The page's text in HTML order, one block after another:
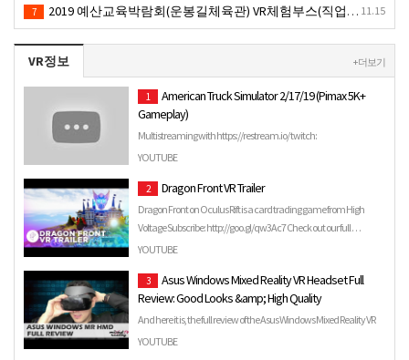
11.15
7 2019 예산교육박람회(운봉길체육관) VR체험부스(직업진로체험 / 인기VR체험)-VR렌탈대여행사
VR정보 + 더보기
1
American Truck Simulator 2/17/19 (Pimax 5K+
Gameplay)
Multistreaming with https://restream.io/ twitch:
https://www.twitch.tv/metalicianvr85 My PC: Custom water-
YOUTUBE
2 Dragon Front VR Trailer
Dragon Front on Oculus Rift is a card trading game from High
Voltage Subscribe: http://goo.gl/qw3Ac7 Check out our full …
YOUTUBE
3
Asus Windows Mixed Reality VR Headset Full
Review: Good Looks &amp; High Quality
And here it is, the full review of the Asus Windows Mixed Reality VR
Headset! The Asus Windows MR Headset is quite late …
YOUTUBE